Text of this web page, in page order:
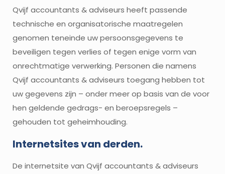
Qvijf accountants & adviseurs heeft passende
technische en organisatorische maatregelen
genomen teneinde uw persoonsgegevens te
beveiligen tegen verlies of tegen enige vorm van
onrechtmatige verwerking. Personen die namens
Qvijf accountants & adviseurs toegang hebben tot
uw gegevens zijn – onder meer op basis van de voor
hen geldende gedrags- en beroepsregels –
gehouden tot geheimhouding.
Internetsites van derden.
De internetsite van Qvijf accountants & adviseurs